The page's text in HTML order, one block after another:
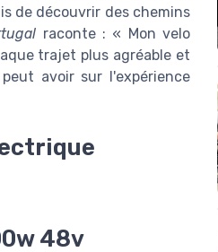
de découvrir des chemins
raconte : « Mon velo
trajet plus agréable et
avoir sur l'expérience
48v